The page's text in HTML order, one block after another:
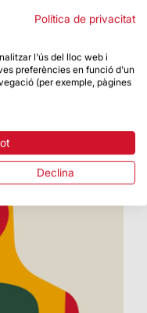
es van oficiar
Política de privacitat
l'ús del lloc web i
preferències en funció d'un
(per exemple, pàgines
Declina